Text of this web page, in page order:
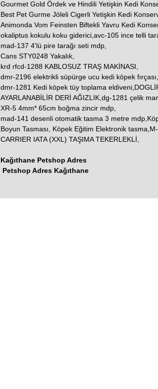
Gourmet Gold Ördek ve Hindili Yetişkin Kedi
Best Pet Gurme Jöleli Cigerli Yetişkin Kedi
Animonda Vom Feinsten Biftekli Yavru Kedi
okaliptus kokulu koku giderici,avc-105 ince telli
mad-137 4'lü pire tarağı seti mdp,
Cans STY0248 Yakalık,
krd rfcd-1288 KABLOSUZ TRAŞ MAKİNASI,
dmr-2196 elektrikli süpürge ucu kedi köpek fırçası,
dmr-1281 Kedi köpek tüy toplama
AYARLANABİLİR DERİ AĞIZLIK,dg-1281 çelik
XR-5 4mm* 65cm boğma zincir mdp,
mad-141 desenli otomatik tasma 3 metre
Boyun Tasması, Köpek Eğitim Elektronik
CARRIER IATA (XXL) TAŞIMA TEKERLEKLİ,
Kağıthane Petshop Adres
Petshop Adres Kağıthane